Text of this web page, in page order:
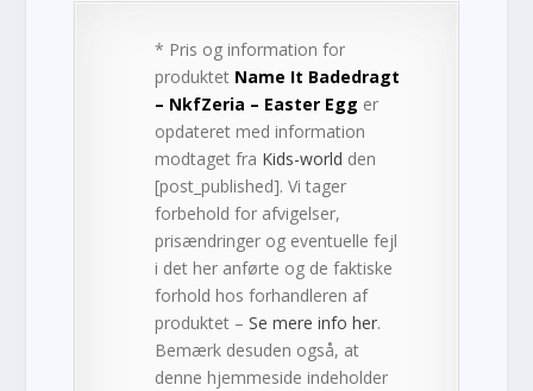
* Pris og information for
produktet Name It Badedragt
– NkfZeria – Easter Egg er
opdateret med information
modtaget fra Kids-world den
[post_published]. Vi tager
forbehold for afvigelser,
prisændringer og eventuelle fejl
i det her anførte og de faktiske
forhold hos forhandleren af
produktet –Se mere info her.
Bemærk desuden også, at
denne hjemmeside indeholder